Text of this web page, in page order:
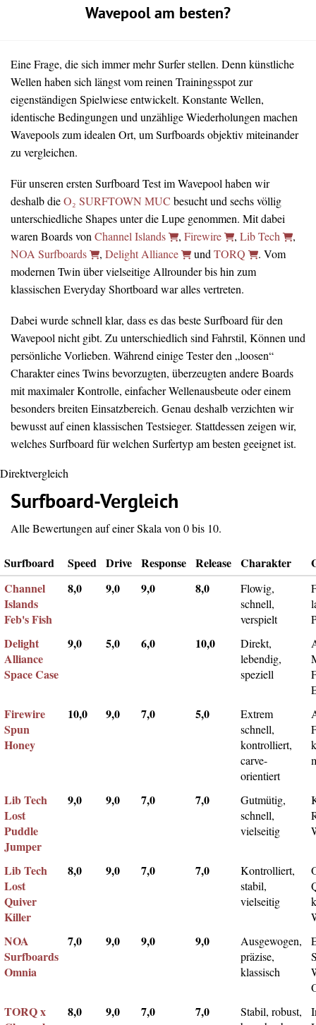
Wavepool am besten?
Eine Frage, die sich immer mehr Surfer stellen. Denn künstliche
Wellen haben sich längst vom reinen Trainingsspot zur
eigenständigen Spielwiese entwickelt. Konstante Wellen,
identische Bedingungen und unzählige Wiederholungen machen
Wavepools zum idealen Ort, um Surfboards objektiv miteinander
zu vergleichen.
Für unseren ersten Surfboard Test im Wavepool haben wir
deshalb dieO₂ SURFTOWN MUC besucht und sechs völlig
unterschiedliche Shapes unter die Lupe genommen. Mit dabei
waren Boards von Channel Islands , Firewire , Lib Tech
,
NOA Surfboards
, Delight Alliance und TORQ
. Vom
modernen Twin über vielseitige Allrounder bis hin zum
klassischen Everyday Shortboard war alles vertreten.
Dabei wurde schnell klar, dass es das beste Surfboard für den
Wavepool nicht gibt. Zu unterschiedlich sind Fahrstil, Können und
persönliche Vorlieben. Während einige Tester den „loosen“
Charakter eines Twins bevorzugten, überzeugten andere Boards
mit maximaler Kontrolle, einfacher Wellenausbeute oder einem
besonders breiten Einsatzbereich. Genau deshalb verzichten wir
bewusst auf einen klassischen Testsieger. Stattdessen zeigen wir,
welches Surfboard für welchen Surfertyp am besten geeignet ist.
Direktvergleich
Surfboard-Vergleich
Alle Bewertungen auf einer Skala von 0 bis 10.
Surfboard Speed Drive Response Release Charakter
Channel
Islands
Feb's Fish
8,0 9,0 9,0 8,0
Flowig,
schnell,
verspielt
Delight
Alliance
Space Case
9,0 5,0 6,0 10,0
Direkt,
lebendig,
speziell
Firewire
Spun
Honey
10,0 9,0 7,0 5,0
Extrem
schnell,
kontrolliert,
carve-
orientiert
Lib Tech
Lost
Puddle
Jumper
9,0 9,0 7,0 7,0
Gutmütig,
schnell,
vielseitig
Lib Tech
Lost
Quiver
Killer
8,0 9,0 7,0 7,0
Kontrolliert,
stabil,
vielseitig
NOA
Surfboards
Omnia
7,0 9,0 9,0 9,0
Ausgewogen,
präzise,
klassisch
TORQ x
8,0 9,0 7,0 7,0
Stabil, robust,